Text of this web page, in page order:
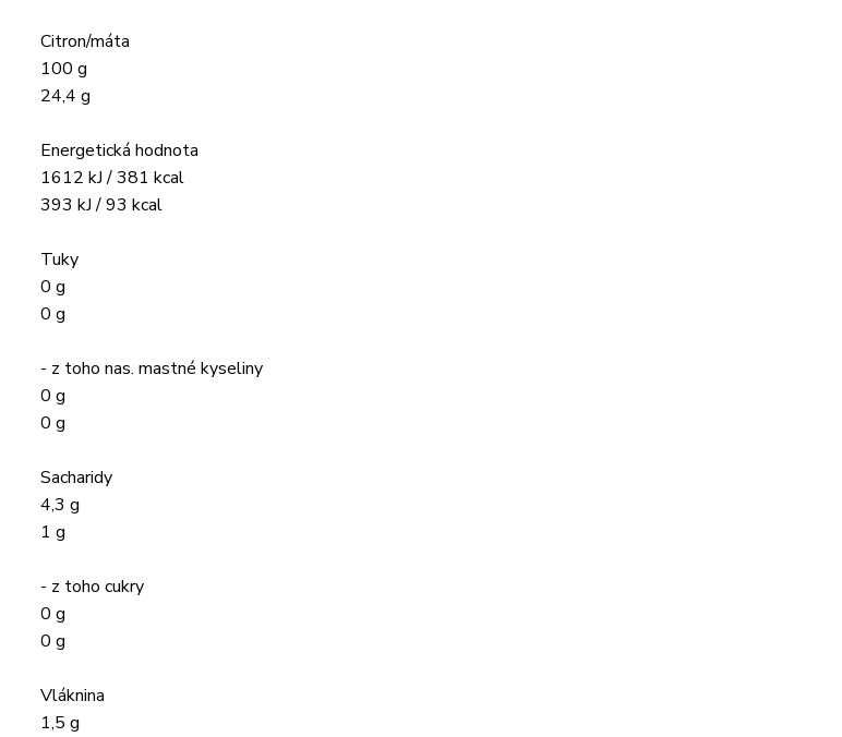
Citron/máta
100 g
24,4 g
Energetická hodnota
1612 kJ / 381 kcal
393 kJ / 93 kcal
Tuky
0 g
0 g
- z toho nas. mastné kyseliny
0 g
0 g
Sacharidy
4,3 g
1 g
- z toho cukry
0 g
0 g
Vláknina
1,5 g